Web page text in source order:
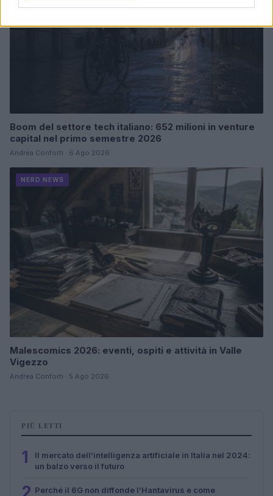
Boom del settore tech italiano: 652 milioni in venture
capital nel primo semestre 2026
Andrea Conforti · 6 Ago 2026
NERD NEWS
Malescomics 2026: eventi, ospiti e attività in Valle
Vigezzo
Andrea Conforti · 5 Ago 2026
PIÙ LETTI
1
Il mercato dell’intelligenza artificiale in Italia nel 2024:
un balzo verso il futuro
2 Perché il 6G non diffonde l’Hantavirus e come